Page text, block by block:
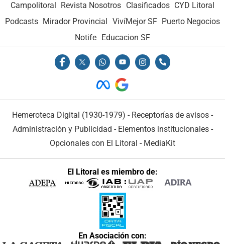
Campolitoral Revista Nosotros Clasificados CYD Litoral
Podcasts Mirador Provincial VivíMejor SF Puerto Negocios
Notife Educacion SF
Hemeroteca Digital (1930-1979) - Receptorías de avisos -
Administración y Publicidad - Elementos institucionales-
Opcionales con El Litoral - MediaKit
El Litoral es miembro de:
En Asociación con: